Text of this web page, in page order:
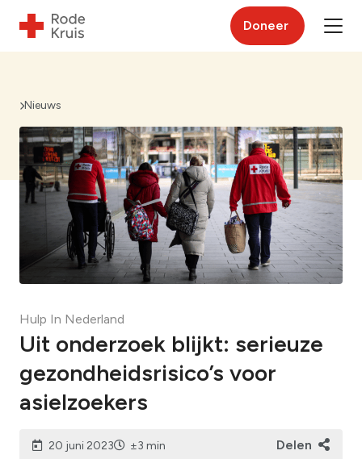
Doneer
Nieuws
Hulp In Nederland
Uit onderzoek blijkt: serieuze
gezondheidsrisico’s voor
asielzoekers
20 juni 2023 ±3 min Delen